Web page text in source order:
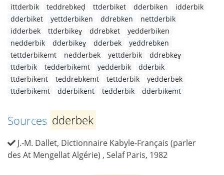
ittderbik
teddrebkeḍ ttderbiket dderbiken
idderbik
dderbiket
yettderbiken ddrebken
nettderbik
idderbek
ttderbikeɣ ddrebket
yedderbiken
nedderbik
dderbikeɣ dderbek
yeddrebken
tettderbikemt
nedderbek yettderbik
ddrebkeɣ
ttderbik
tedderbikemt yedderbik
dderbik
ttderbikent
teddrebkemt tettderbik
yedderbek
ttderbikemt
dderbikent tedderbik dderbikemt
Sources dderbek
J.-M. Dallet, Dictionnaire Kabyle-Français (parler
des At Mengellat Algérie) , Selaf Paris, 1982